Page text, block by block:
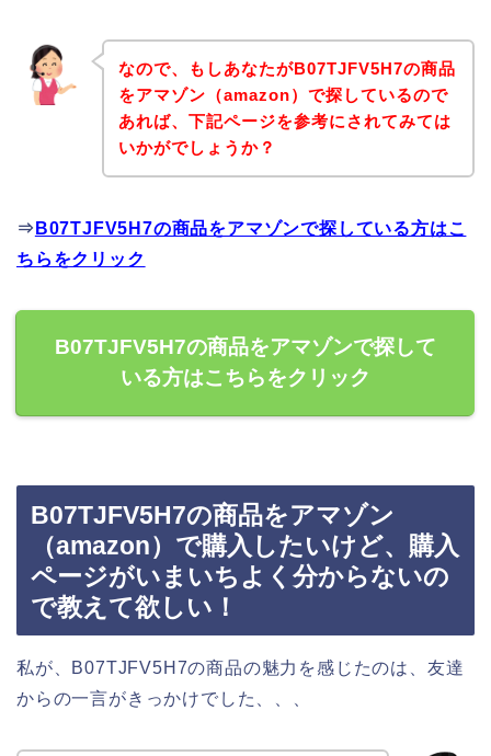
なので、もしあなたがB07TJFV5H7の商品
をアマゾン（amazon）で探しているので
あれば、下記ページを参考にされてみては
いかがでしょうか？
⇒ B07TJFV5H7の商品をアマゾンで探している方はこ
ちらをクリック
B07TJFV5H7の商品をアマゾンで探して
いる方はこちらをクリック
B07TJFV5H7の商品をアマゾン
（amazon）で購入したいけど、購入
ページがいまいちよく分からないの
で教えて欲しい！
私が、B07TJFV5H7の商品の魅力を感じたのは、友達
からの一言がきっかけでした、、、